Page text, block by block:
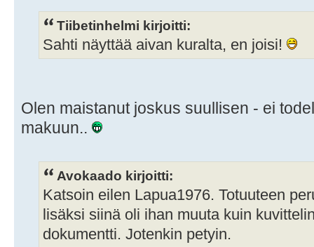
Tiibetinhelmi kirjoitti:
Sahti näyttää aivan kuralta, en joisi!
Olen maistanut joskus suullisen - ei
makuun..
Avokaado kirjoitti:
Katsoin eilen Lapua1976. Totuuteen
lisäksi siinä oli ihan muuta kuin
dokumentti. Jotenkin petyin.